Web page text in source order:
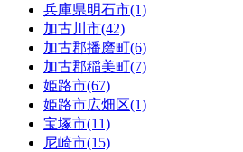
兵庫県明石市(1)
加古川市(42)
加古郡播磨町(6)
加古郡稲美町(7)
姫路市(67)
姫路市広畑区(1)
宝塚市(11)
尼崎市(15)